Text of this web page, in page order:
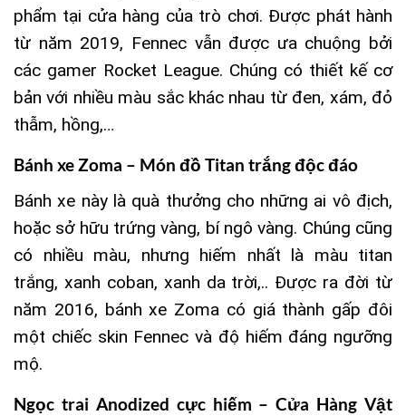
phẩm tại cửa hàng của trò chơi. Được phát hành
từ năm 2019, Fennec vẫn được ưa chuộng bởi
các gamer Rocket League. Chúng có thiết kế cơ
bản với nhiều màu sắc khác nhau từ đen, xám, đỏ
thẫm, hồng,…
Bánh xe Zoma – Món đồ Titan trắng độc đáo
Bánh xe này là quà thưởng cho những ai vô địch,
hoặc sở hữu trứng vàng, bí ngô vàng. Chúng cũng
có nhiều màu, nhưng hiếm nhất là màu titan
trắng, xanh coban, xanh da trời,.. Được ra đời từ
năm 2016, bánh xe Zoma có giá thành gấp đôi
một chiếc skin Fennec và độ hiếm đáng ngưỡng
mộ.
Ngọc trai Anodized cực hiếm –Cửa Hàng Vật